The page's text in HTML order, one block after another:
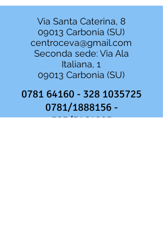
Via Santa Caterina, 8
09013 Carbonia (SU)
centroceva@gmail.com
Seconda sede: Via Ala
Italiana, 1
09013 Carbonia (SU)
0781 64160 - 328 1035725
0781/1888156 -
393/5461925